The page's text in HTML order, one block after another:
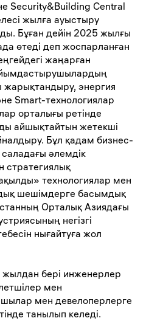
Security&Building Central
жылға ауыстыру
Бұған дейін 2025 жылғы
өтеді деп жоспарланған
жаңарған
энергия
Smart-технологиялар
орталығы ретінде
айшықтайтын жетекші
Бұл қадам бизнес-
әлемдік
стратегиялық
технологиялар мен
шешімдерге басымдық
Орталық Азиядағы
негізгі
нығайтуға жол
жылдан бері инженерлер
мен
мен девелоперлерге
танылып келеді.